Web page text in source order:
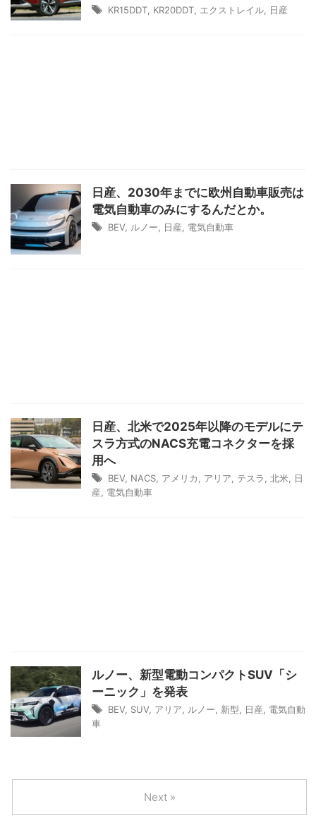
KR15DDT KR20DDT エクストレイル 日産
日産、2030年までに欧州自動車販売は
電気自動車のみにするんだとか。
BEV, ルノー 日産 電気自動車
日産、北米で2025年以降のモデルにテ
スラ方式のNACS充電コネクターを採
用へ
BEV, NACS アメリカ アリア テスラ 北米
日
産
電気自動車
ルノー、新型電動コンパクトSUV「シ
ーニック」を発表
BEV, SUV, アリア ルノー 新型 日産
電気自動
車
Next »